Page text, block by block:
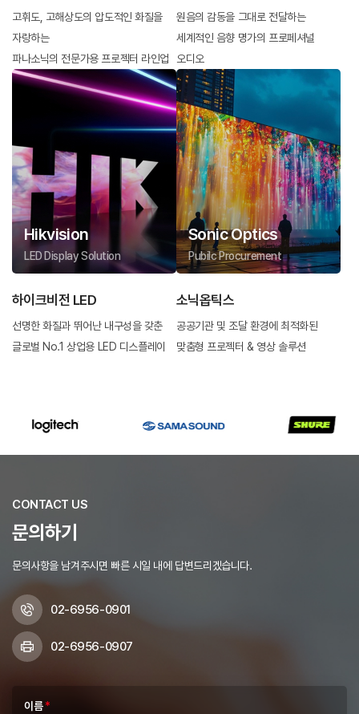
고휘도, 고해상도의 압도적인 화질을
자랑하는
파나소닉의 전문가용 프로젝터 라인업
원음의 감동을 그대로 전달하는
세계적인 음향 명가의 프로페셔널
오디오
Hikvision
LED Display Solution
하이크비전 LED
선명한 화질과 뛰어난 내구성을 갖춘
글로벌 No.1 상업용 LED 디스플레이
Sonic Optics
Pubilc Procurement
소닉옵틱스
공공기관 및 조달 환경에 최적화된
맞춤형 프로젝터 & 영상 솔루션
CONTACT US
문의하기
문의사항을 남겨주시면 빠른 시일 내에 답변드리겠습니다.
02-6956-0901
02-6956-0907
이름*